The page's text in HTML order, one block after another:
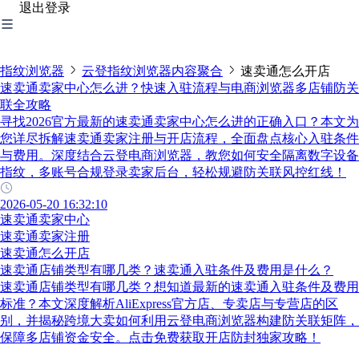
退出登录
指纹浏览器 云登指纹浏览器内容聚合
速卖通怎么开店
速卖通卖家中心怎么进？快速入驻流程与电商浏览器多店铺防关
联全攻略
寻找2026官方最新的速卖通卖家中心怎么进的正确入口？本文为
您详尽拆解速卖通卖家注册与开店流程，全面盘点核心入驻条件
与费用。深度结合云登电商浏览器，教您如何安全隔离数字设备
指纹，多账号合规登录卖家后台，轻松规避防关联风控红线！
2026-05-20 16:32:10
速卖通卖家中心
速卖通卖家注册
速卖通怎么开店
速卖通店铺类型有哪几类？速卖通入驻条件及费用是什么？
速卖通店铺类型有哪几类？想知道最新的速卖通入驻条件及费用
标准？本文深度解析AliExpress官方店、专卖店与专营店的区
别，并揭秘跨境大卖如何利用云登电商浏览器构建防关联矩阵，
保障多店铺资金安全。点击免费获取开店防封独家攻略！